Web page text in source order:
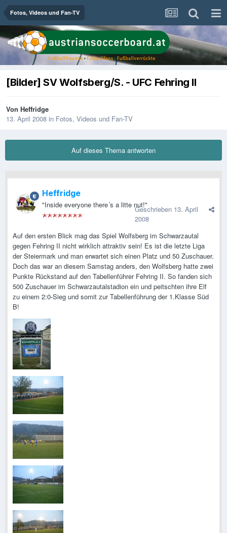
Fotos, Videos und Fan-TV
[Bilder] SV Wolfsberg/S. - UFC Fehring II
Von Heffridge
13. April 2008 in Fotos, Videos und Fan-TV
Auf dieses Thema antworten
Heffridge
"Inside everyone there´s a litte nut!"Geschrieben 13. April
2008
Auf den ersten Blick mag das Spiel Wolfsberg im Schwarzautal
gegen Fehring II nicht wirklich attraktiv sein! Es ist die letzte Liga
der Steiermark und man erwartet sich einen Platz und 50 Zuschauer.
Doch das war an diesem Samstag anders, den Wolfsberg hatte zwei
Punkte Rückstand auf den Tabellenführer Fehring II. So fanden sich
500 Zuschauer im Schwarzautalstadion ein und peitschten ihre Elf
zu einem 2:0-Sieg und somit zur Tabellenführung der 1.Klasse Süd
B!